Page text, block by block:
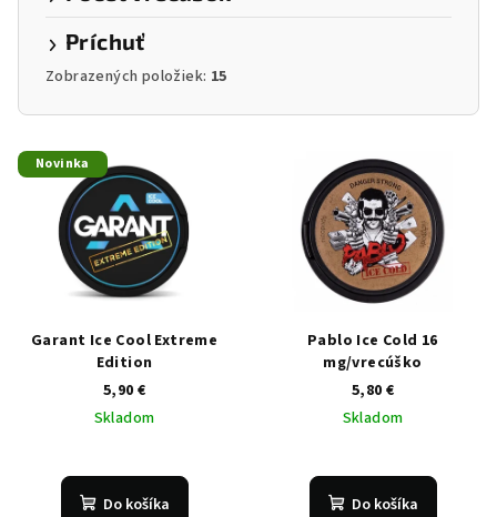
Príchuť
Zobrazených položiek: 15
V
ý
Novinka
Garant Ice Cool Extreme
Edition
5,90 €
Skladom
Do košíka
Pablo Ice Cold 16
mg/vrecúško
5,80 €
Skladom
Do košíka